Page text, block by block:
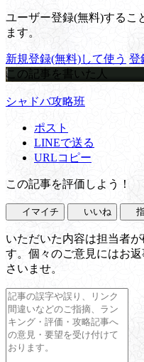
ユーザー登録(無料)するこ
ます。
新規登録(無料)して使う 登
この記事を書いた人
シャドバ攻略班
ポスト
LINEで送る
URLコピー
この記事を評価しよう！
イマイチ いいね
いただいた内容は担当者
す。個々のご意見にはお
さいませ。